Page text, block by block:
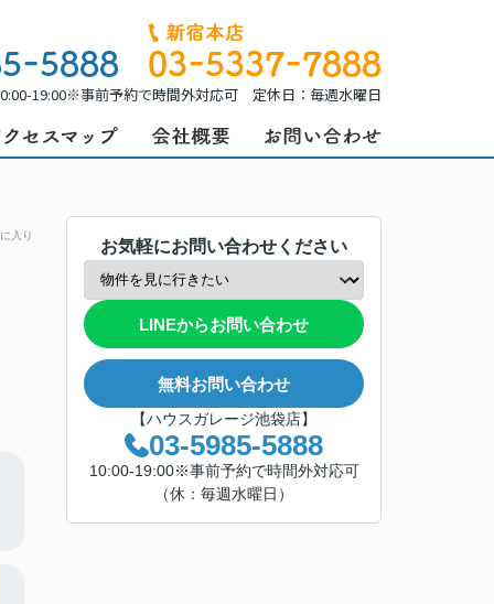
19:00※事前予約で時間外対応可 定休日：毎週水曜日
入り
お気軽にお問い合わせください
LINEからお問い合わせ
無料お問い合わせ
【ハウスガレージ池袋店】
03-5985-5888
10:00-19:00※事前予約で時間外対応可
（休：毎週水曜日）